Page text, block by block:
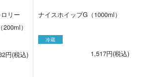
リー
）
円(税込)
ナイスホイップG（1000ml）
冷蔵
1,517円(税込)